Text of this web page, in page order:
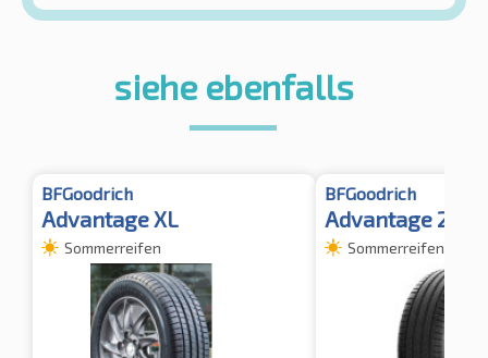
siehe ebenfalls
BFGoodrich
Advantage XL
Sommerreifen
BFGoodrich
Advantage 2
Sommerreifen